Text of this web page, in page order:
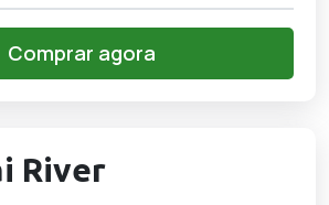
Comprar agora
River